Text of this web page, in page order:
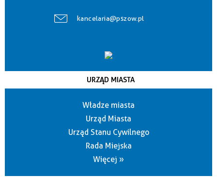
kancelaria@pszow.pl
URZĄD MIASTA
Władze miasta
Urząd Miasta
Urząd Stanu Cywilnego
Rada Miejska
Więcej »